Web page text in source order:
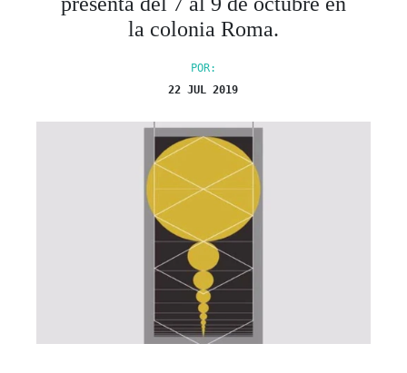
la colonia Roma.
POR:
22 JUL 2019